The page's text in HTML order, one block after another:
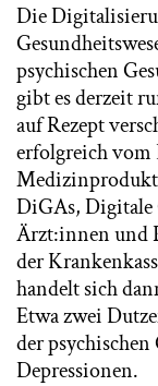
Die
psychischen
gibt es derzeit
auf Rezept
erfolgreich
DiGAs, Digitale
Ärzt:innen und
der
handelt sich
Etwa zwei
der
Depressionen.